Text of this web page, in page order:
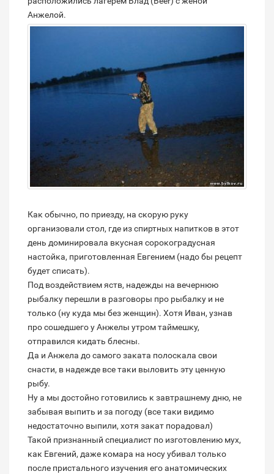
Анжелой.
Как обычно, по приезду, на скорую руку
организовали стол, где из спиртных напитков в этот
день доминировала вкусная сорокоградусная
настойка, приготовленная Евгением (надо бы рецепт
будет списать).
Под воздействием яств, надежды на вечернюю
рыбалку перешли в разговоры про рыбалку и не
только (ну куда мы без женщин). Хотя Иван, узнав
про сошедшего у Анжелы утром таймешку,
отправился кидать блесны.
Да и Анжела до самого заката полоскала свои
снасти, в надежде все таки выловить эту ценную
рыбу.
Ну а мы достойно готовились к завтрашнему дню, не
забывая выпить и за погоду (все таки видимо
недостаточно выпили, хотя закат порадовал)
Такой признанный специалист по изготовлению мух,
как Евгений, даже комара на носу убивал только
после пристального изучения его анатомических